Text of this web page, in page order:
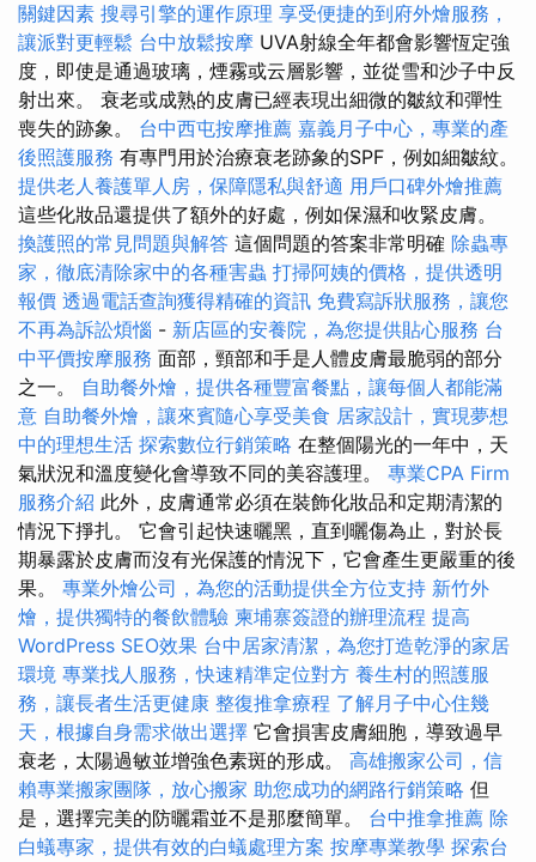
關鍵因素 搜尋引擎的運作原理 享受便捷的到府外燴服務，
讓派對更輕鬆 台中放鬆按摩 UVA射線全年都會影響恆定強
度，即使是通過玻璃，煙霧或云層影響，並從雪和沙子中反
射出來。 衰老或成熟的皮膚已經表現出細微的皺紋和彈性
喪失的跡象。 台中西屯按摩推薦 嘉義月子中心，專業的產
後照護服務 有專門用於治療衰老跡象的SPF，例如細皺紋。
提供老人養護單人房，保障隱私與舒適 用戶口碑外燴推薦
這些化妝品還提供了額外的好處，例如保濕和收緊皮膚。
換護照的常見問題與解答 這個問題的答案非常明確 除蟲專
家，徹底清除家中的各種害蟲 打掃阿姨的價格，提供透明
報價 透過電話查詢獲得精確的資訊 免費寫訴狀服務，讓您
不再為訴訟煩惱 - 新店區的安養院，為您提供貼心服務 台
中平價按摩服務 面部，頸部和手是人體皮膚最脆弱的部分
之一。 自助餐外燴，提供各種豐富餐點，讓每個人都能滿
意 自助餐外燴，讓來賓隨心享受美食 居家設計，實現夢想
中的理想生活 探索數位行銷策略 在整個陽光的一年中，天
氣狀況和溫度變化會導致不同的美容護理。 專業CPA Firm
服務介紹 此外，皮膚通常必須在裝飾化妝品和定期清潔的
情況下掙扎。 它會引起快速曬黑，直到曬傷為止，對於長
期暴露於皮膚而沒有光保護的情況下，它會產生更嚴重的後
果。 專業外燴公司，為您的活動提供全方位支持 新竹外
燴，提供獨特的餐飲體驗 柬埔寨簽證的辦理流程 提高
WordPress SEO效果 台中居家清潔，為您打造乾淨的家居
環境 專業找人服務，快速精準定位對方 養生村的照護服
務，讓長者生活更健康 整復推拿療程 了解月子中心住幾
天，根據自身需求做出選擇 它會損害皮膚細胞，導致過早
衰老，太陽過敏並增強色素斑的形成。 高雄搬家公司，信
賴專業搬家團隊，放心搬家 助您成功的網路行銷策略 但
是，選擇完美的防曬霜並不是那麼簡單。 台中推拿推薦 除
白蟻專家，提供有效的白蟻處理方案 按摩專業教學 探索台